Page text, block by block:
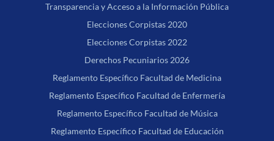
Transparencia y Acceso a la Información Pública
Elecciones Corpistas 2020
Elecciones Corpistas 2022
Derechos Pecuniarios 2026
Reglamento Específico Facultad de Medicina
Reglamento Específico Facultad de Enfermería
Reglamento Específico Facultad de Música
Reglamento Específico Facultad de Educación